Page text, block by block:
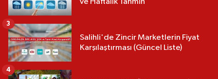
ve Haftalık Tahmin
Salihli'de Zincir Marketlerin Fiyat
Karşılaştırması (Güncel Liste)
3
4